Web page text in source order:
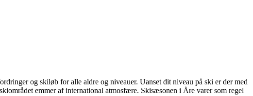
og skiløb for alle aldre og niveauer. Uanset dit niveau på ski er der med
emmer af international atmosfære. Skisæsonen i Åre varer som regel